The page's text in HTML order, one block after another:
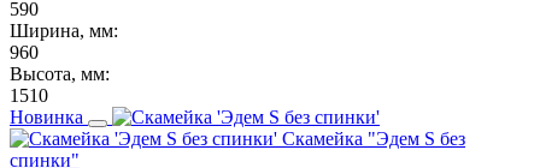
590
Ширина, мм:
960
Высота, мм:
1510
Новинка
Скамейка "Эдем S без
спинки"